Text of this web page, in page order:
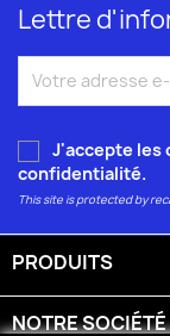
Lettre
J'accepte les
confidentialité.
This site is protected by
PRODUITS
NOTRE SOCIÉTÉ